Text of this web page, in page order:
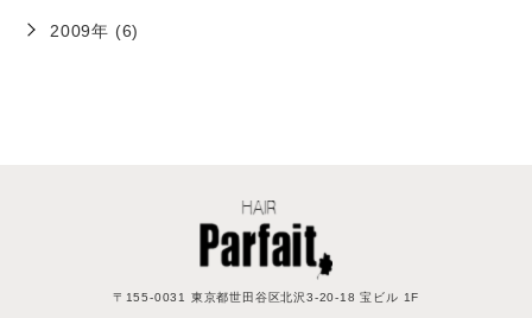
2009年 (6)
〒155-0031 東京都世田谷区北沢3-20-18 宝ビル 1F